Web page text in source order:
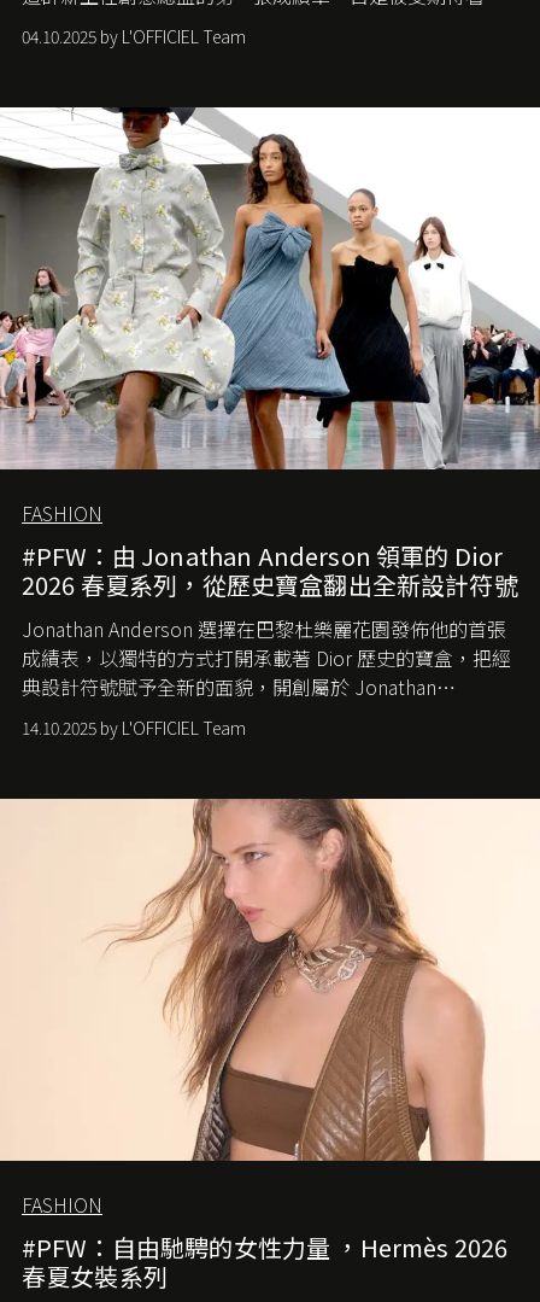
們如何各顯神通。意大利老牌 Gucci 在過去幾個季度業績
難已救回，開雲集團任命成功曾翻轉 Balenciaga 的愛將
團市值一日蒸發 30 億美元，大眾擔心走得太前的 Demna
會忽略品牌的美學基礎，最後變成三不像。而從剛剛推出
的首作所造成的話題及關注度，我們便知道 Demna 沒這麼
簡單，一個嶄新的 Gucci 時代已經展開！
04.10.2025 by L'OFFICIEL Team
FASHION
#PFW：由 Jonathan Anderson 領軍的 Dior
2026 春夏系列，從歷史寶盒翻出全新設計符號
Jonathan Anderson 選擇在巴黎杜樂麗花園發佈他的首張
成績表，以獨特的方式打開承載著 Dior 歷史的寶盒，把經
典設計符號賦予全新的面貌，開創屬於 Jonathan
Anderson 的 Dior 時代。
14.10.2025 by L'OFFICIEL Team
FASHION
#PFW：自由馳騁的女性力量 ，Hermès 2026
春夏女裝系列